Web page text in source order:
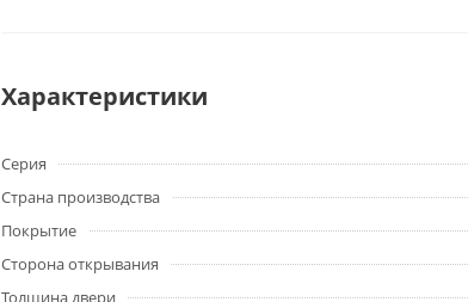
Характеристики
Серия
Страна производства
Покрытие
Сторона открывания
Толщина двери